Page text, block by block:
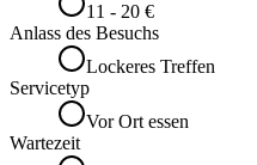
11 - 20 €
Anlass des Besuchs
Lockeres Treffen
Servicetyp
Vor Ort essen
Wartezeit